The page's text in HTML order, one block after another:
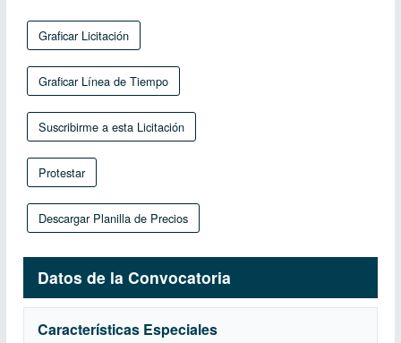
Graficar Licitación
Graficar Línea de Tiempo
Suscribirme a esta Licitación
Protestar
Descargar Planilla de Precios
Datos de la Convocatoria
Características Especiales